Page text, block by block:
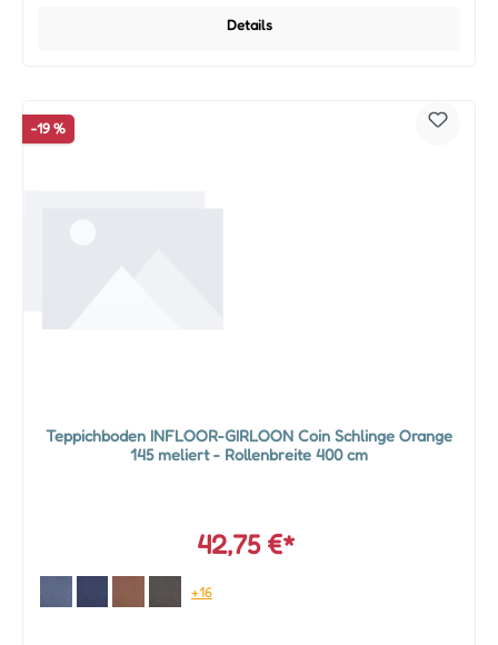
Details
-19 %
Teppichboden INFLOOR-GIRLOON Coin Schlinge Orange
145 meliert - Rollenbreite 400 cm
42,75 €*
+16